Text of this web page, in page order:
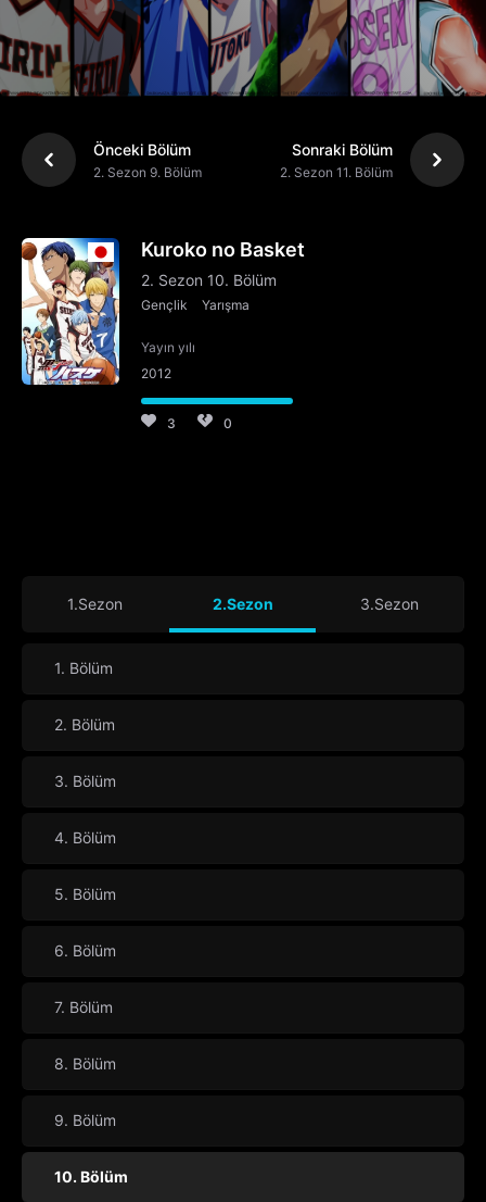
Önceki Bölüm
2. Sezon 9. Bölüm
Sonraki Bölüm
2. Sezon 11. Bölüm
Kuroko no Basket
2. Sezon 10. Bölüm
Gençlik Yarışma
Yayın yılı
2012
3 0
1.Sezon 2.Sezon 3.Sezon
1. Bölüm
2. Bölüm
3. Bölüm
4. Bölüm
5. Bölüm
6. Bölüm
7. Bölüm
8. Bölüm
9. Bölüm
10. Bölüm